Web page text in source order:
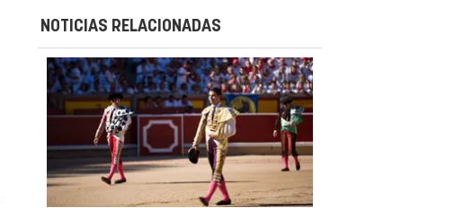
NOTICIAS RELACIONADAS